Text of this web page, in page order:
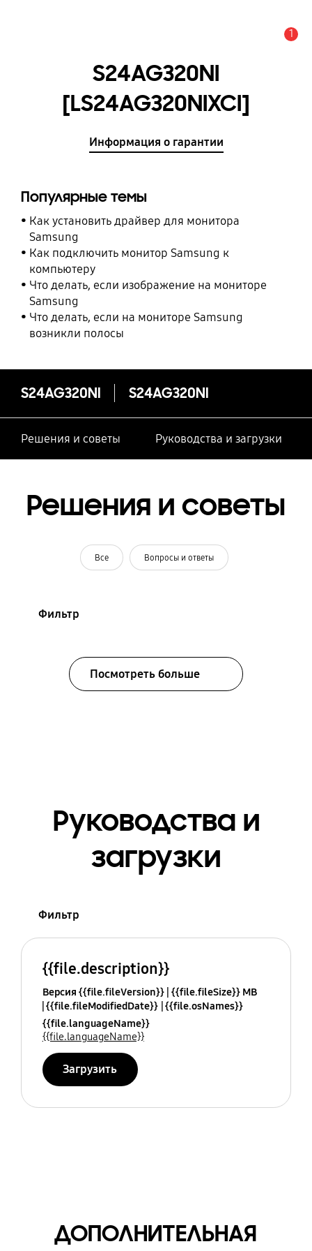
1
S24AG320NI
[LS24AG320NIXCI]
Информация о гарантии
Популярные темы
Как установить драйвер для монитора
Samsung
Как подключить монитор Samsung к
компьютеру
Что делать, если изображение на мониторе
Samsung
Что делать, если на мониторе Samsung
возникли полосы
S24AG320NI S24AG320NI
Решения и советы Руководства и загрузки
Решения и советы
Все Вопросы и ответы
Фильтр
Посмотреть больше
Руководства и
загрузки
Фильтр
{{file.description}}
Версия {{file.fileVersion}} {{file.fileSize}} MB
{{file.fileModifiedDate}} {{file.osNames}}
{{file.languageName}}
{{file.languageName}}
Загрузить
ДОПОЛНИТЕЛЬНАЯ